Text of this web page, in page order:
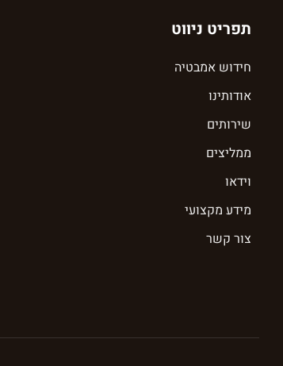
תפריט ניווט
חידוש אמבטיה
אודותינו
שירותים
ממליצים
וידאו
מידע מקצועי
צור קשר